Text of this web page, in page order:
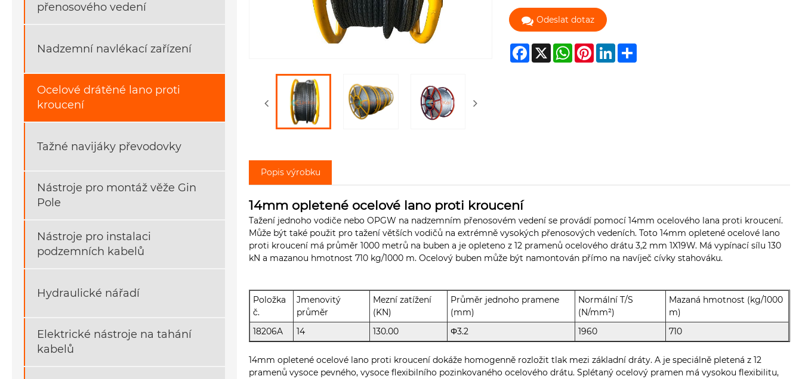
přenosového vedení
Nadzemní navlékací zařízení
Ocelové drátěné lano proti
kroucení
Tažné navijáky převodovky
Nástroje pro montáž věže Gin
Pole
Nástroje pro instalaci
podzemních kabelů
Hydraulické nářadí
Elektrické nástroje na tahání
kabelů
Odeslat dotaz
Facebook
X WhatsApp
PinterestLinkedInShare
Popis výrobku
14mm opletené ocelové lano proti kroucení
Tažení jednoho vodiče nebo OPGW na nadzemním přenosovém vedení se provádí pomocí 14mm ocelového lana proti kroucení.
Může být také použit pro tažení větších vodičů na extrémně vysokých přenosových vedeních. Toto 14mm opletené ocelové lano
proti kroucení má průměr 1000 metrů na buben a je opleteno z 12 pramenů ocelového drátu 3,2 mm 1X19W. Má vypínací sílu 130
kN a mazanou hmotnost 710 kg/1000 m. Ocelový buben může být namontován přímo na navíječ cívky stahováku.
Položka
č.
Jmenovitý
průměr
Mezní zatížení
(KN)
Průměr jednoho pramene
(mm)
Normální T/S
(N/mm²)
Mazaná hmotnost (kg/1000
m)
18206A
14 130.00 Φ3.2 1960 710
14mm opletené ocelové lano proti kroucení dokáže homogenně rozložit tlak mezi základní dráty. A je speciálně pletená z 12
pramenů vysoce pevného, ​​vysoce flexibilního pozinkovaného ocelového drátu. Splétaný ocelový pramen má vysokou flexibilitu,